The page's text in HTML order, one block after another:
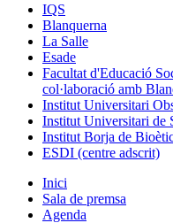
IQS
Blanquerna
La Salle
Esade
Facultat d'Educació
col·laboració amb
Institut Universitari
Institut Universitari de
Institut Borja de
ESDI (centre adscrit)
Inici
Sala de premsa
Agenda